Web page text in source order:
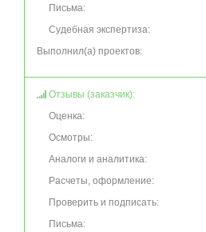
Письма:
Судебная экспертиза:
Выполнил(а) проектов:
Отзывы (заказчик):
Оценка:
Осмотры:
Аналоги и аналитика:
Расчеты, оформление:
Проверить и подписать:
Письма: